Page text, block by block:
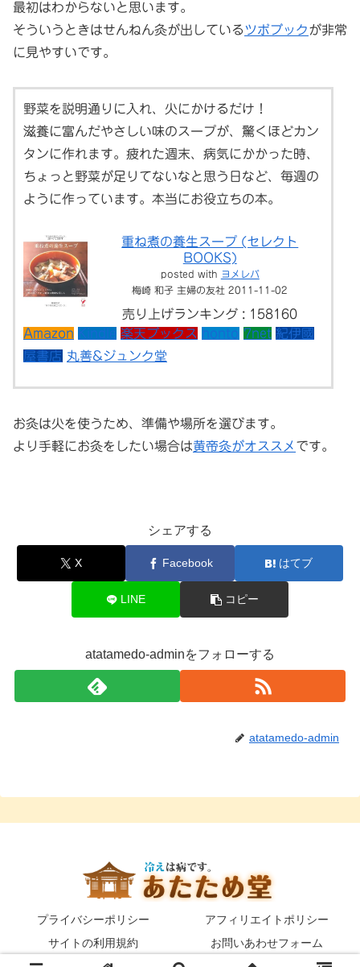
最初はわからないと思います。
そういうときはせんねん灸が出している ツボブックが非常
に見やすいです。
野菜を説明通りに入れ、火にかけるだけ！
滋養に富んだやさしい味のスープが、驚くほどカン
タンに作れます。疲れた週末、病気にかかった時、
ちょっと野菜が足りてないなと思う日など、毎週の
ように作っています。本当にお役立ちの本。
重ね煮の養生スープ (セレクト
BOOKS)
posted with ヨメレバ
梅崎 和子 主婦の友社 2011-11-02
売り上げランキング : 158160
Amazon
Kindle 楽天ブックス honto 7net 紀伊國
屋書店 丸善&ジュンク堂
お灸は火を使うため、準備や場所を選びます。
より手軽にお灸をしたい場合は黄帝灸がオススメ です。
シェアする
X Facebook はてブ
LINE コピー
atatamedo-adminをフォローする
atatamedo-admin
プライバシーポリシー
アフィリエイトポリシー
サイトの利用規約
お問いあわせフォーム